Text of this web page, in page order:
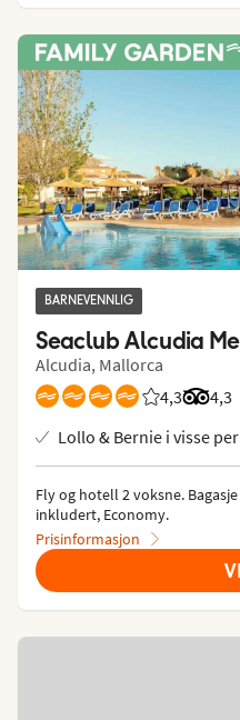
BARNEVENNLIG
Seaclub Alcudia
Alcudia, Mallorca
4,3
Vurdering
4,3
Lollo & Bernie i visse
Fly og hotell 2 voksne. Bagasje
inkludert, Economy.
Prisinformasjon